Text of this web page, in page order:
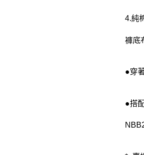
4.純
褲底
●穿
●搭